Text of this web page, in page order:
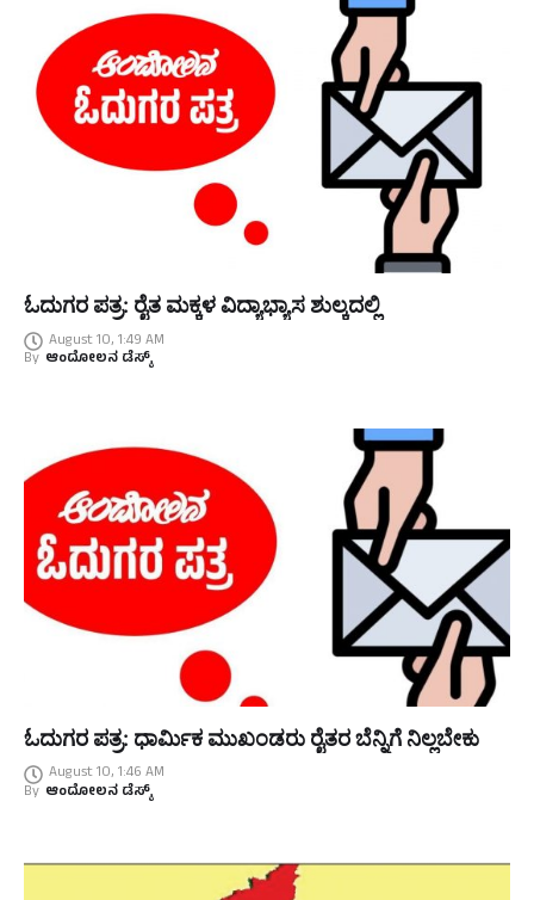
ಓದುಗರ ಪತ್ರ: ರೈತ ಮಕ್ಕಳ ವಿದ್ಯಾಭ್ಯಾಸ ಶುಲ್ಕದಲ್ಲಿ
August 10, 1:49 AM
By ಆಂದೋಲನ ಡೆಸ್ಕ್
ಓದುಗರ ಪತ್ರ: ಧಾರ್ಮಿಕ ಮುಖಂಡರು ರೈತರ ಬೆನ್ನಿಗೆ ನಿಲ್ಲಬೇಕು
August 10, 1:46 AM
By ಆಂದೋಲನ ಡೆಸ್ಕ್